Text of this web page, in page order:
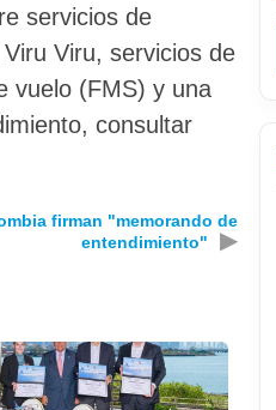
servicios de
Viru, servicios de
vuelo (FMS) y una
consultar
firman "memorando de
entendimiento"
▶